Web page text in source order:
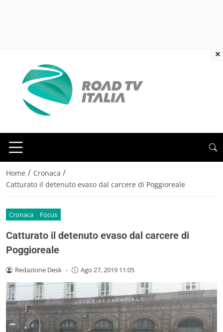
Home / Cronaca /
Catturato il detenuto evaso dal carcere di Poggioreale
Cronaca Focus
Catturato il detenuto evaso dal carcere di
Poggioreale
Redazione Desk - Ago 27, 2019 11:05
×